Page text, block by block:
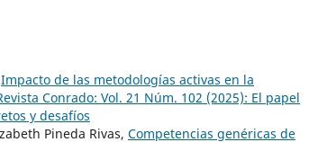
Impacto de las metodologías activas en la
Conrado: Vol. 21 Núm. 102 (2025): El papel
y desafíos
Pineda Rivas, Competencias genéricas de